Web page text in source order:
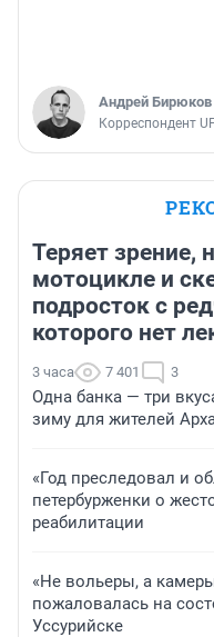
Андрей Бирюков
Корреспондент
Теряет зрение,
мотоцикле и
подросток с
которого нет
3 часа 7 401 3
Одна банка — три
зиму для жителей
«Год преследовал и
петербурженки о
реабилитации
«Не вольеры, а
пожаловалась на
Уссурийске